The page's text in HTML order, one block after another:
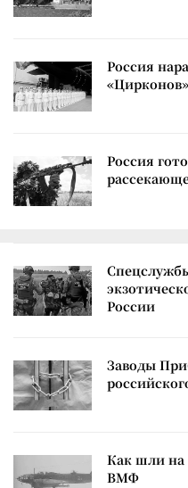
Россия
«Цирконов»
Россия
России
Заводы
Как шли на
ВМФ